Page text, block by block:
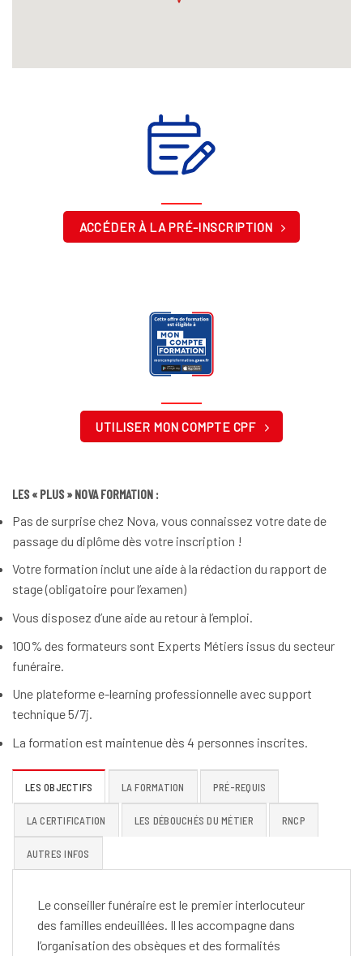
ACCÉDER À LA PRÉ-INSCRIPTION
UTILISER MON COMPTE CPF
LES « PLUS » NOVA FORMATION :
Pas de surprise chez Nova, vous connaissez votre date de
passage du diplôme dès votre inscription !
Votre formation inclut une aide à la rédaction du rapport de
stage (obligatoire pour l’examen)
Vous disposez d’une aide au retour à l’emploi.
100% des formateurs sont Experts Métiers issus du secteur
funéraire.
Une plateforme e-learning professionnelle avec support
technique 5/7j.
La formation est maintenue dès 4 personnes inscrites.
LES OBJECTIFS LA FORMATION PRÉ-REQUIS
LA CERTIFICATION LES DÉBOUCHÉS DU MÉTIER RNCP
AUTRES INFOS
Le conseiller funéraire est le premier interlocuteur
des familles endeuillées. Il les accompagne dans
l’organisation des obsèques et des formalités